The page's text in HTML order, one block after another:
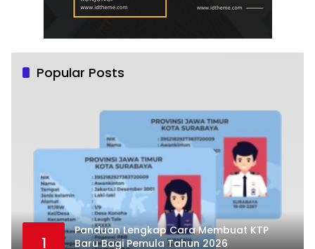
Popular Posts
1
Panduan Lengkap Cara Membuat KTP
Baru Bagi Pemula Tahun 2026